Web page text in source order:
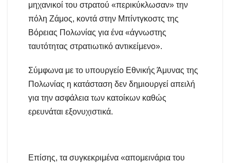
μηχανικοί του στρατού «περικύκλωσαν» την
πόλη Ζάμος, κοντά στην Μπίντγκοστς της
Βόρειας Πολωνίας για ένα «άγνωστης
ταυτότητας στρατιωτικό αντικείμενο».
Σύμφωνα με το υπουργείο Εθνικής Άμυνας της
Πολωνίας η κατάσταση δεν δημιουργεί απειλή
για την ασφάλεια των κατοίκων καθώς
ερευνάται εξονυχιστικά.
Επίσης, τα συγκεκριμένα «απομεινάρια του